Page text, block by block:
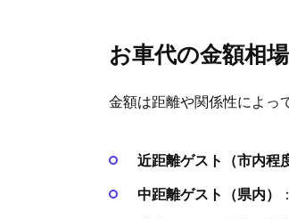
お車代の金額相場
金額は距離や関係性によっ
近距離ゲスト（市内程
中距離ゲスト（県内）